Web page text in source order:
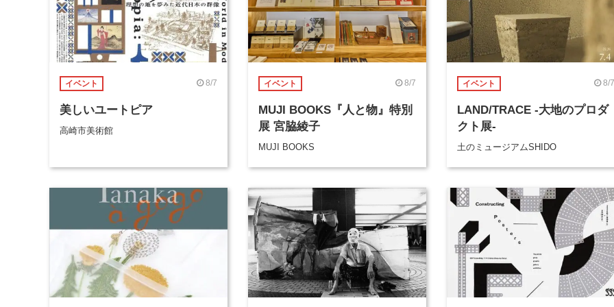
イベント 8/7
美しいユートピア
高崎市美術館
イベント 8/7
MUJI BOOKS『人と物』特別
展 宮脇綾子
MUJI BOOKS
イベント 8/7
LAND/TRACE -大地のプロダ
クト展-
土のミュージアムSHIDO